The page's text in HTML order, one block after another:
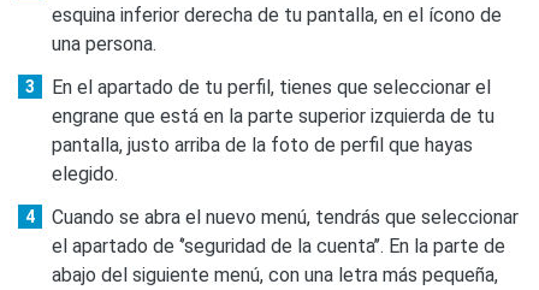
esquina inferior derecha de tu pantalla, en el ícono de
una persona.
En el apartado de tu perfil, tienes que seleccionar el
engrane que está en la parte superior izquierda de tu
pantalla, justo arriba de la foto de perfil que hayas
elegido.
Cuando se abra el nuevo menú, tendrás que seleccionar
el apartado de ‘’seguridad de la cuenta’’. En la parte de
abajo del siguiente menú, con una letra más pequeña,